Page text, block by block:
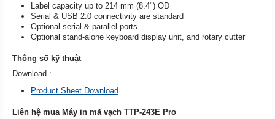
Label capacity up to 214 mm (8.4") OD
Serial & USB 2.0 connectivity are standard
Optional serial & parallel ports
Optional stand-alone keyboard display unit, and rotary cutter
Thông số kỹ thuật
Download :
Product Sheet Download
Liên hệ mua Máy in mã vạch TTP-243E Pro